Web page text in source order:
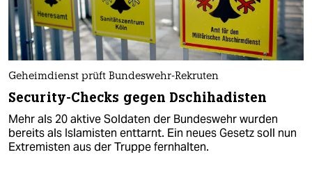
Geheimdienst prüft Bundeswehr-Rekruten
Security-Checks gegen Dschihadisten
Mehr als 20 aktive Soldaten der Bundeswehr wurden
bereits als Islamisten enttarnt. Ein neues Gesetz soll nun
Extremisten aus der Truppe fernhalten.